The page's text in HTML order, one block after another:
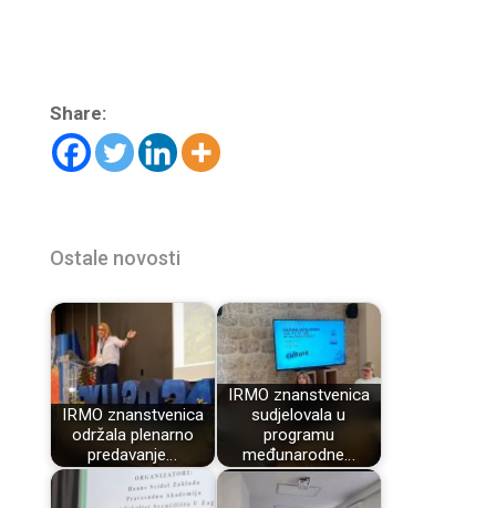
Share:
Ostale novosti
IRMO znanstvenica
održala plenarno
predavanje…
IRMO znanstvenica
sudjelovala u
programu
međunarodne…